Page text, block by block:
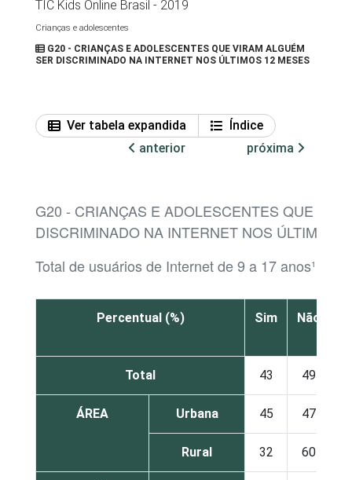
TIC Kids Online Brasil - 2019
Crianças e adolescentes
G20 - CRIANÇAS E ADOLESCENTES QUE VIRAM ALGUÉM
SER DISCRIMINADO NA INTERNET NOS ÚLTIMOS 12 MESES
Ver tabela expandida
Índice
anterior
próxima
G20 - CRIANÇAS E ADOLESCENTES QUE
DISCRIMINADO NA INTERNET NOS ÚLTIMOS
Total de usuários de Internet de 9 a 17 anos¹
Percentual (%) Sim Não
Total 43 49
ÁREA Urbana 45 47
Rural 32 60